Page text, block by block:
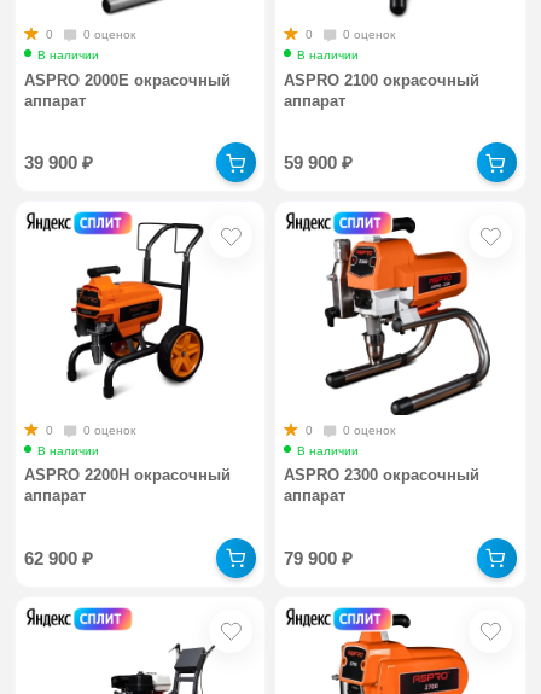
0
0 оценок
В наличии
ASPRO 2000E окрасочный
аппарат
39 900₽
0
0 оценок
В наличии
ASPRO 2100 окрасочный
аппарат
59 900₽
0
0 оценок
В наличии
ASPRO 2200H окрасочный
аппарат
62 900₽
0
0 оценок
В наличии
ASPRO 2300 окрасочный
аппарат
79 900₽